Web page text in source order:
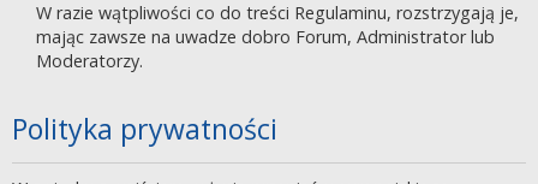
W razie wątpliwości co do treści Regulaminu, rozstrzygają je,
mając zawsze na uwadze dobro Forum, Administrator lub
Moderatorzy.
Polityka prywatności